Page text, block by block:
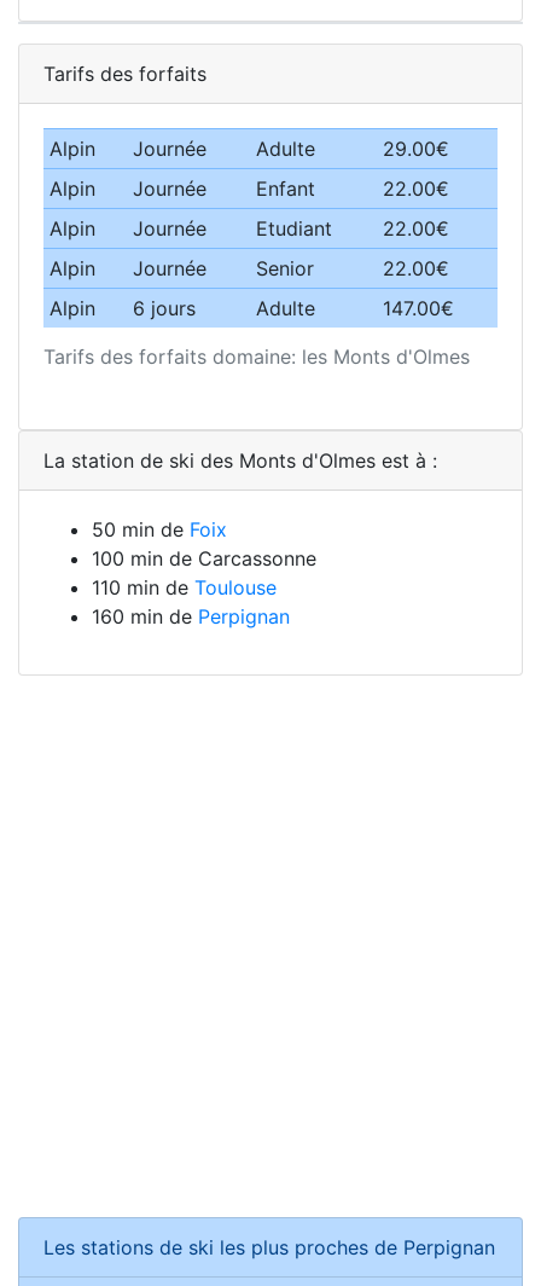
Tarifs des forfaits
Tarifs des forfaits domaine: les Monts d'Olmes
Alpin Journée Adulte
29.00€
Alpin
Journée Enfant
22.00€
Alpin
Journée Etudiant
22.00€
Alpin
Journée Senior
22.00€
Alpin
6 jours Adulte 147.00€
La station de ski des Monts d'Olmes est à :
50 min de Foix
100 min de Carcassonne
110 min de Toulouse
160 min de Perpignan
Les stations de ski les plus proches de Perpignan